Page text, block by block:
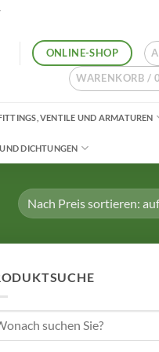
ONLINE-SHOP
WARENKORB /
VENTILE UND ARMATUREN
DICHTUNGEN